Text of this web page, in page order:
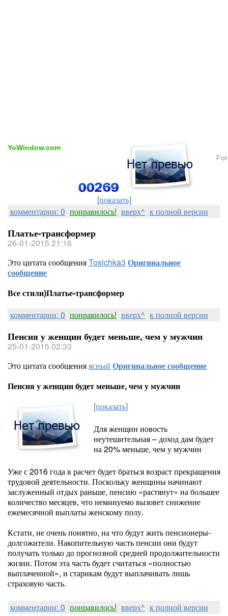
YoWindow.com
[показать]
комментарии: 0 понравилось! вверх^ к полной версии
Платье-трансформер
26-01-2015 21:16
Это цитата сообщенияTosichka3 Оригинальное
сообщение
Все стили)Платье-трансформер
комментарии: 0 понравилось! вверх^ к полной версии
Пенсия у женщин будет меньше, чем у мужчин
25-01-2015 02:33
Это цитата сообщенияясный Оригинальное сообщение
Пенсия у женщин будет меньше, чем у мужчин
[показать]
Для женщин новость
неутешительная – доход дам будет
на 20% меньше, чем у мужчин
Уже с 2016 года в расчет будет браться возраст прекращения
трудовой деятельности. Поскольку женщины начинают
заслуженный отдых раньше, пенсию «растянут» на большее
количество месяцев, что неминуемо вызовет снижение
ежемесячной выплаты женскому полу.
Кстати, не очень понятно, на что будут жить пенсионеры-
долгожители. Накопительную часть пенсии они будут
получать только до прогнозной средней продолжительности
жизни. Потом эта часть будет считаться «полностью
выплаченной», и старикам будут выплачивать лишь
страховую часть.
комментарии: 0 понравилось! вверх^ к полной версии